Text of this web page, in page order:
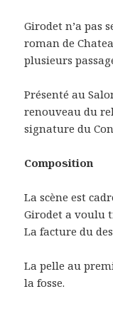
Girodet n’a pas
roman de
plusieurs
Présenté au
renouveau du
signature du
Composition
La scène est
Girodet a voulu
La facture du
La pelle au
la fosse.